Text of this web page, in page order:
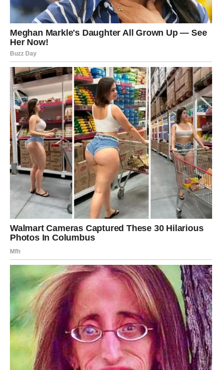
Vage konačno dobijaju odgovor koji se tiče ljubavi i
budućnosti.
Osoba o kojoj dugo razmišljate uskoro pravi potez koji
mijenja sve.
Srce vam konačno pronalazi mir
Pred vama su trenuci koje ćete dugo pamtiti.
ŠKORPIJA
Pred vama je veoma važan razgovor ili odluka.
Ono što je dugo bilo nejasno sada konačno dobija pravi
smisao.
Sudbina vam otkriva skrivenu istinu